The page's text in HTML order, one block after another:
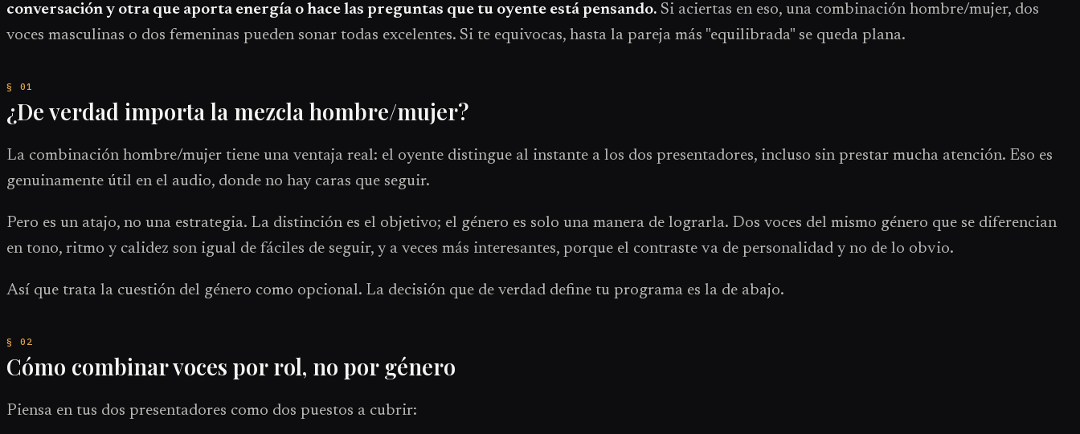
conversación y otra que aporta energía o hace las preguntas que tu oyente está pensando. Si aciertas en eso, una combinación hombre/mujer, dos
voces masculinas o dos femeninas pueden sonar todas excelentes. Si te equivocas, hasta la pareja más "equilibrada" se queda plana.
¿De verdad importa la mezcla hombre/mujer?
La combinación hombre/mujer tiene una ventaja real: el oyente distingue al instante a los dos presentadores, incluso sin prestar mucha atención. Eso es
genuinamente útil en el audio, donde no hay caras que seguir.
Pero es un atajo, no una estrategia. La distinción es el objetivo; el género es solo una manera de lograrla. Dos voces del mismo género que se diferencian
en tono, ritmo y calidez son igual de fáciles de seguir, y a veces más interesantes, porque el contraste va de personalidad y no de lo obvio.
Así que trata la cuestión del género como opcional. La decisión que de verdad define tu programa es la de abajo.
Cómo combinar voces por rol, no por género
Piensa en tus dos presentadores como dos puestos a cubrir: